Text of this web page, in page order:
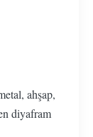
ahşap,
diyafram